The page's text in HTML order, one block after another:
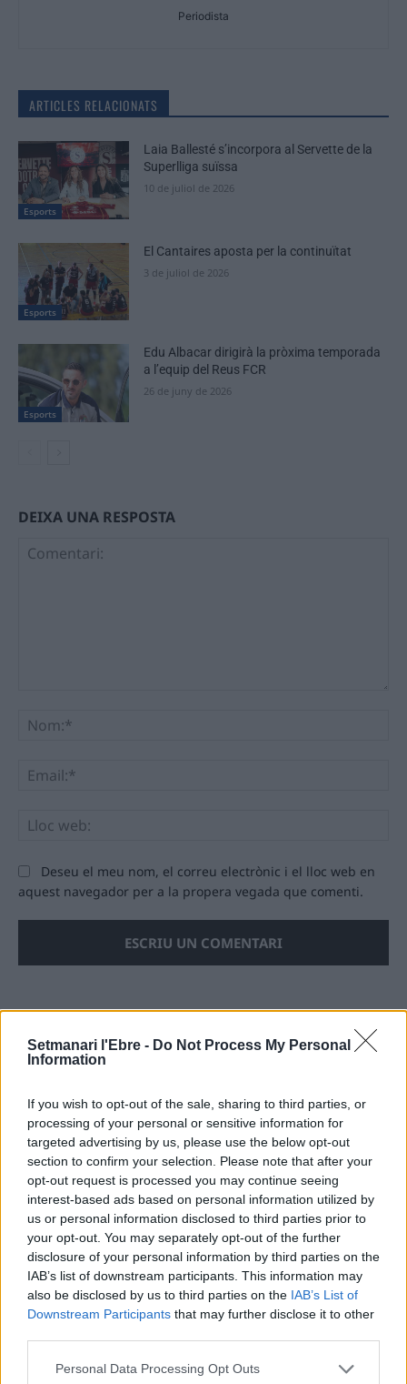
Setmanari l'Ebre - Do Not Process My Personal
Information
If you wish to opt-out of the sale, sharing to third parties, or
processing of your personal or sensitive information for
targeted advertising by us, please use the below opt-out
section to confirm your selection. Please note that after your
opt-out request is processed you may continue seeing
interest-based ads based on personal information utilized by
us or personal information disclosed to third parties prior to
your opt-out. You may separately opt-out of the further
disclosure of your personal information by third parties on the
IAB’s list of downstream participants. This information may
also be disclosed by us to third parties on the IAB’s List of
Downstream Participants that may further disclose it to other
Personal Data Processing Opt Outs
Periodista
ARTICLES RELACIONATS
Esports
Laia Ballesté s’incorpora al Servette de la
Superlliga suïssa
10 de juliol de 2026
Esports
El Cantaires aposta per la continuïtat
3 de juliol de 2026
Esports
Edu Albacar dirigirà la pròxima temporada
a l’equip del Reus FCR
26 de juny de 2026
DEIXA UNA RESPOSTA
Deseu el meu nom, el correu electrònic i el lloc web en
aquest navegador per a la propera vegada que comenti.
ÚLTIMES NOTÍCIES
recerca sobre l’astre rei en el segon
eclipsi solar total de la seva història
7 d'agost de 2026
L’Ajuntament de Tortosa amplia el
termini de les obres de l’aparcament
dels terrenys de Renfe per les altes
temperatures
7 d'agost de 2026
Amposta recupera les Cases del Castell
i culmina un projecte estratègic que
6 d'agost de 2026